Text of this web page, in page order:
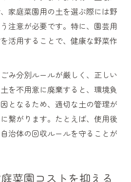
家庭菜園用の土を選ぶ際には野
注意が必要です。特に、園芸用
活用することで、健康な野菜作
み分別ルールが厳しく、正しい
を不用意に廃棄すると、環境負
となるため、適切な土の管理が
繋がります。たとえば、使用後
治体の回収ルールを守ることが
菜園コストを抑える